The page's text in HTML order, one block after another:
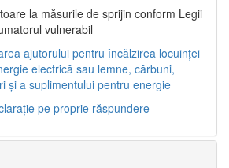
la măsurile de sprijin conform Legii
vulnerabil
ajutorului pentru încălzirea locuinței
electrică sau lemne, cărbuni,
și a suplimentului pentru energie
pe proprie răspundere